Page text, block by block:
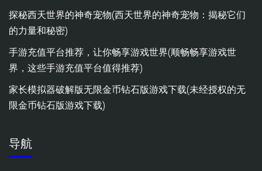
探秘西天世界的神奇宠物(西天世界的神奇宠物：揭秘它们
的力量和秘密)
手游充值平台推荐，让你畅享游戏世界(顺畅畅享游戏世
界，这些手游充值平台值得推荐)
家长模拟器破解版无限金币钻石版游戏下载(未经授权的无
限金币钻石版游戏下载)
导航